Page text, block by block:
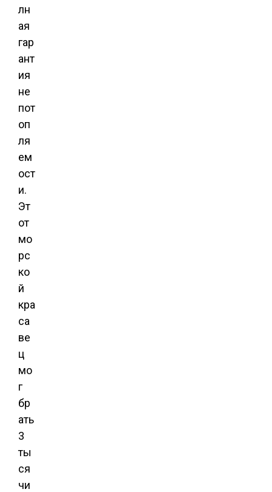
лн
ая
гар
ант
ия
не
пот
оп
ля
ем
ост
и.
Эт
от
мо
рс
ко
й
кра
са
ве
ц
мо
г
бр
ать
3
ты
ся
чи